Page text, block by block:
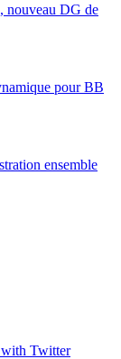
nouveau DG de
pour BB
ensemble
Twitter